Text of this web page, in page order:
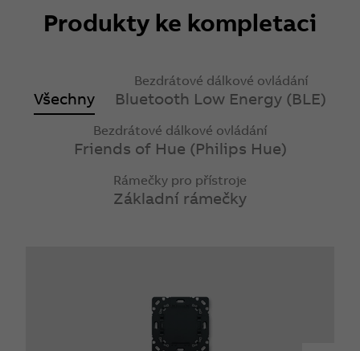
Produkty ke kompletaci
Všechny
Bezdrátové dálkové ovládání
Bluetooth Low Energy (BLE)
Bezdrátové dálkové ovládání
Friends of Hue (Philips Hue)
Rámečky pro přístroje
Základní rámečky